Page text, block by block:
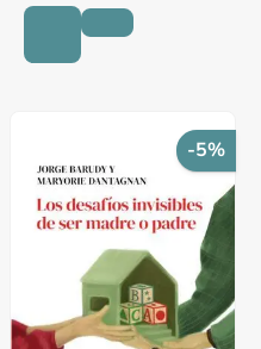
-5%